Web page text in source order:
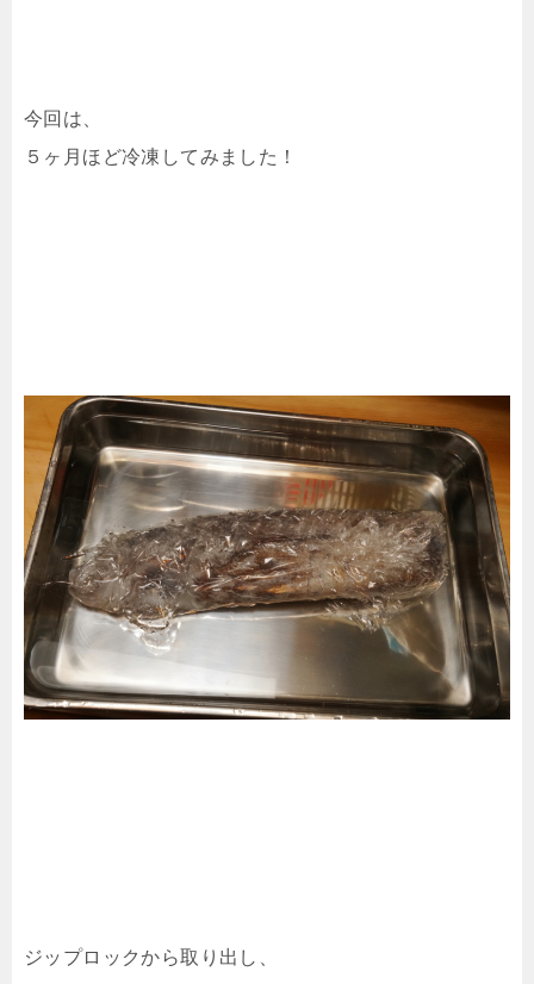
今回は、
５ヶ月ほど冷凍してみました！
ジップロックから取り出し、